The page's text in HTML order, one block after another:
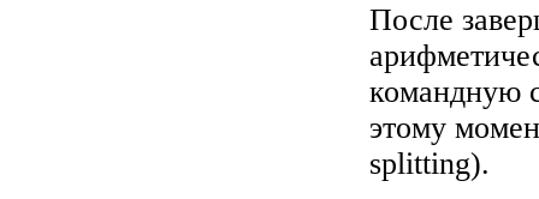
После
командную
этому
splitting).